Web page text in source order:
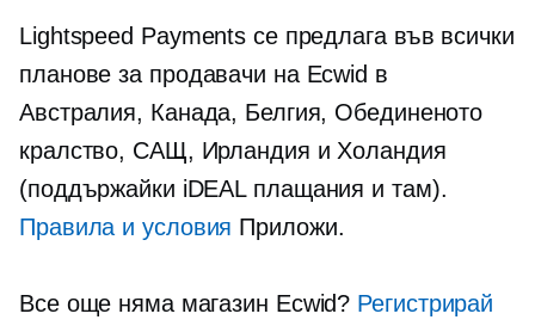
Lightspeed Payments се предлага във всички
планове за продавачи на Ecwid в
Австралия, Канада, Белгия, Обединеното
кралство, САЩ, Ирландия и Холандия
(поддържайки iDEAL плащания и там).
Правила и условия Приложи.
Все още няма магазин Ecwid? Регистрирай